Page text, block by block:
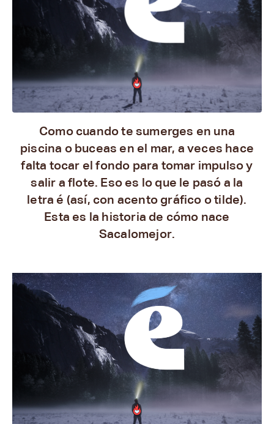
Como cuando te sumerges en una
piscina o buceas en el mar, a veces hace
falta tocar el fondo para tomar impulso y
salir a flote. Eso es lo que le pasó a la
letra é (así, con acento gráfico o tilde).
Esta es la historia de cómo nace
Sacalomejor.